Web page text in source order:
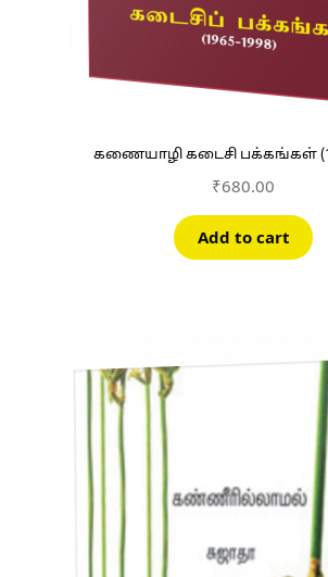
கணையாழி கடைசி பக்கங்கள்
₹680.00
Add to cart